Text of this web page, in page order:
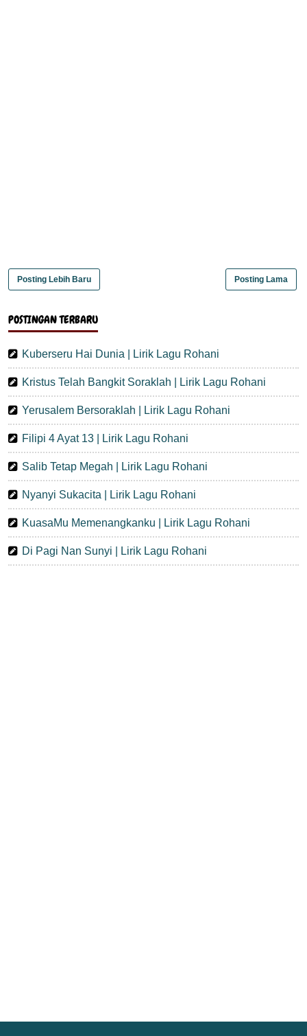
Posting Lebih Baru Posting Lama
POSTINGAN TERBARU
Kuberseru Hai Dunia | Lirik Lagu Rohani
Kristus Telah Bangkit Soraklah | Lirik Lagu Rohani
Yerusalem Bersoraklah | Lirik Lagu Rohani
Filipi 4 Ayat 13 | Lirik Lagu Rohani
Salib Tetap Megah | Lirik Lagu Rohani
Nyanyi Sukacita | Lirik Lagu Rohani
KuasaMu Memenangkanku | Lirik Lagu Rohani
Di Pagi Nan Sunyi | Lirik Lagu Rohani